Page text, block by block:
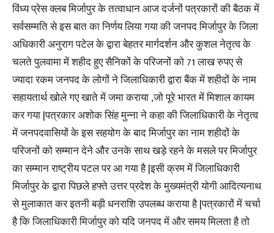
विंध्य प्रेस क्लब मिर्जापुर के तत्वाधान आज दर्जनों पत्रकारों की बैठक में
सर्वसम्मति से इस बात का निर्णय लिया गया की जनपद मिर्जापुर के जिला
अधिकारी अनुराग पटेल के द्वारा बेहतर मार्गदर्शन और कुशल नेतृत्व के
चलते पुलवामा में शहीद हुए सैनिकों के परिजनों को 71 लाख रुपए से
ज्यादा रकम जनपद के लोगों ने जिलाधिकारी द्वारा बैंक में शहीदों के नाम
सहायतार्थ खोले गए खाते में जमा कराया ,जो पूरे भारत में मिशाल कायम
कर गया |पत्रकार अशोक सिंह मुन्ना ने कहा की जिलाधिकारी के नेतृत्व
में जनपदवासियों के इस सहयोग के बाद मिर्जापुर का नाम शहीदों के
परिजनों को सम्मान देने और उनके साथ खड़े रहने के मसले पर मिर्जापुर
का सम्मान राष्ट्रीय पटल पर आ गया है |इसी क्रम में जिलाधिकारी
मिर्जापुर के द्वारा पिछले हफ्ते उत्तर प्रदेश के मुख्यमंत्री योगी आदित्यनाथ
से मुलाकात कर इतनी बड़ी धनराशि उपलब्ध कराया है |पत्रकारों में चर्चा
है कि जिलाधिकारी मिर्जापुर को यदि जनपद में और समय मिलता है तो